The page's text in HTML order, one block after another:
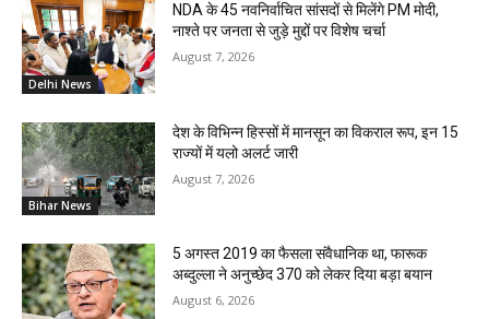
Delhi News
NDA के 45 नवनिर्वाचित सांसदों से मिलेंगे PM मोदी,
नाश्ते पर जनता से जुड़े मुद्दों पर विशेष चर्चा
August 7, 2026
Bihar News
देश के विभिन्न हिस्सों में मानसून का विकराल रूप, इन 15
राज्यों में यलो अलर्ट जारी
August 7, 2026
5 अगस्त 2019 का फैसला संवैधानिक था, फारूक
अब्दुल्ला ने अनुच्छेद 370 को लेकर दिया बड़ा बयान
August 6, 2026